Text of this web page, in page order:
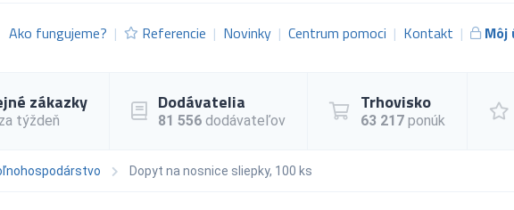
Ako fungujeme? Referencie Novinky Centrum pomoci Kontakt Môj
zákazky
za týždeň
Dodávatelia
81 556 dodávateľov
Trhovisko
63 217 ponúk
Dopyt na nosnice sliepky, 100 ks